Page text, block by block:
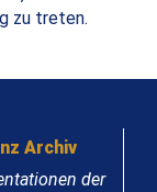
zu treten.
Archiv
der